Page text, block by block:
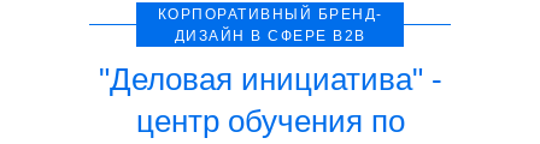
КОРПОРАТИВНЫЙ БРЕНД-
ДИЗАЙН В СФЕРЕ B2B
"Деловая инициатива" -
центр обучения по